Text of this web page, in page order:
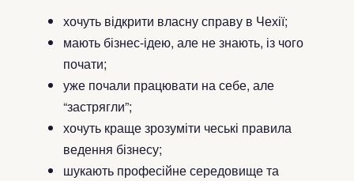
хочуть відкрити власну справу в Чехії;
мають бізнес-ідею, але не знають, із чого
почати;
уже почали працювати на себе, але
“застрягли”;
хочуть краще зрозуміти чеські правила
ведення бізнесу;
шукають професійне середовище та